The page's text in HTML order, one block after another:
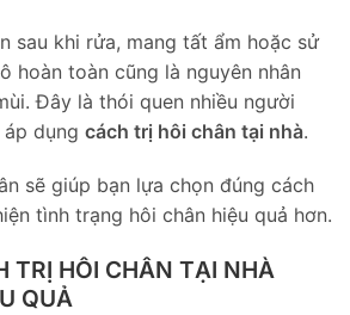
sau khi rửa, mang tất ẩm hoặc sử
hoàn toàn cũng là nguyên nhân
Đây là thói quen nhiều người
dụng cách trị hôi chân tại nhà.
sẽ giúp bạn lựa chọn đúng cách
tình trạng hôi chân hiệu quả hơn.
TRỊ HÔI CHÂN TẠI NHÀ
QUẢ